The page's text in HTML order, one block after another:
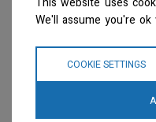
למידע נוסף
We'll assume you're
COOKIE SETTINGS